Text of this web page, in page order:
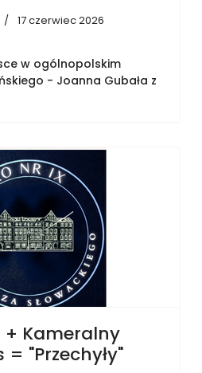
17 czerwiec 2026
w ogólnopolskim
- Joanna Gubała z
+ Kameralny
"Przechyły"